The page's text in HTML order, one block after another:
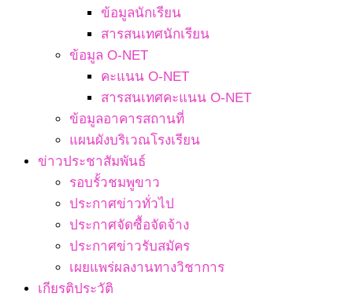
ข้อมูลนักเรียน
สารสนเทศนักเรียน
ข้อมูล O-NET
คะแนน O-NET
สารสนเทศคะแนน O-NET
ข้อมูลอาคารสถานที่
แผนผังบริเวณโรงเรียน
ข่าวประชาสัมพันธ์
รอบรั้วชมพูขาว
ประกาศข่าวทั่วไป
ประกาศจัดซื้อจัดจ้าง
ประกาศข่าวรับสมัคร
เผยแพร่ผลงานทางวิชาการ
เกียรติประวัติ